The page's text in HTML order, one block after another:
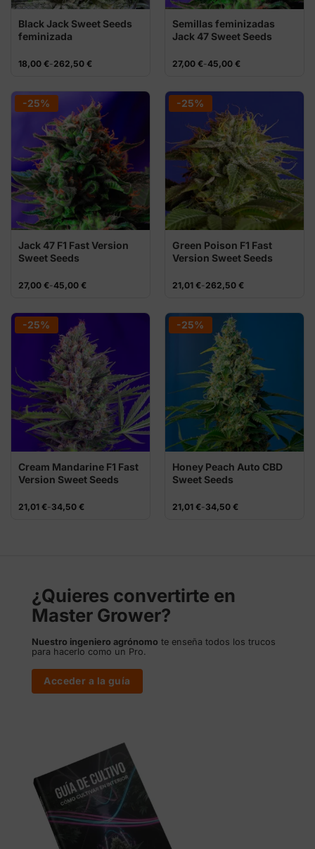
Black Jack Sweet Seeds
feminizada
18,00 €-262,50 €
Rango
18,00 €
hasta
262,50 €
Semillas feminizadas
Jack 47 Sweet Seeds
27,00 €-45,00 €
Rango
27,00 €
hasta
45,00 €
-25%
Jack 47 F1 Fast Version
Sweet Seeds
27,00 €-45,00 €
Rango
27,00 €
hasta
45,00 €
-25%
Green Poison F1 Fast
Version Sweet Seeds
21,01 €-262,50 €
Rango
21,01 €
hasta
262,50 €
-25%
Cream Mandarine F1 Fast
Version Sweet Seeds
21,01 €-34,50 €
Rango
-25%
Honey Peach Auto CBD
Sweet Seeds
21,01 €-34,50 €
Rango
¿Quieres convertirte en
Master Grower?
Nuestro ingeniero agrónomo te enseña todos los trucos
para hacerlo como un Pro.
Acceder a la guía